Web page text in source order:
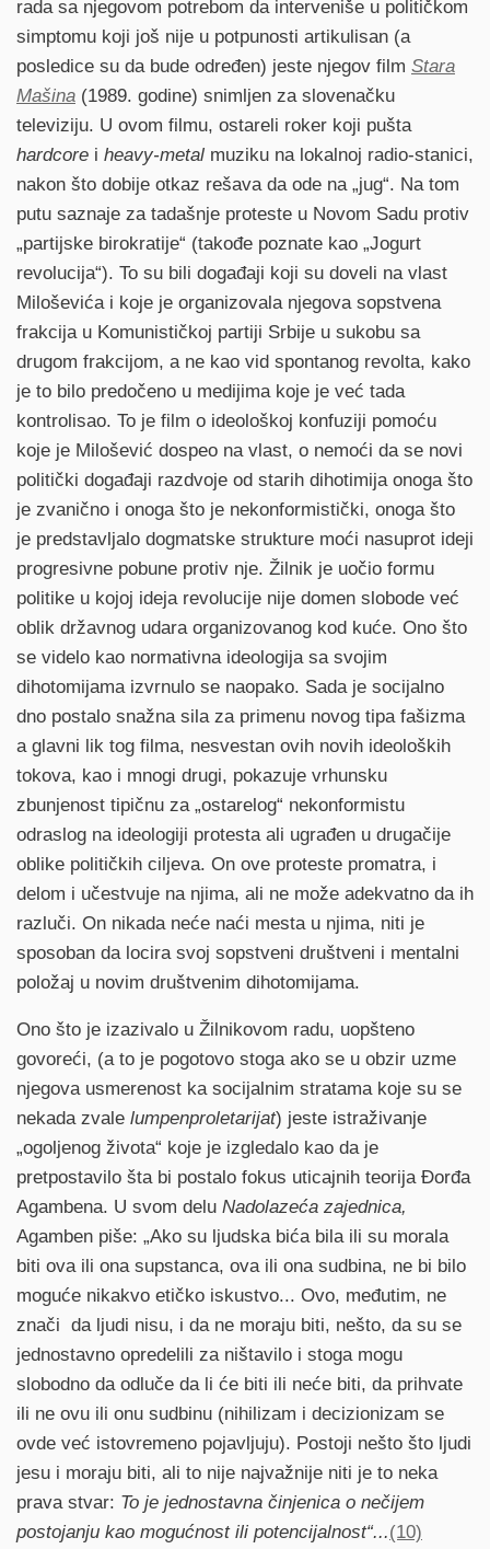
rada sa njegovom potrebom da interveniše u političkom
simptomu koji još nije u potpunosti artikulisan (a
posledice su da bude određen) jeste njegov film Stara
Mašina (1989. godine) snimljen za slovenačku
televiziju. U ovom filmu, ostareli roker koji pušta
hardcore i heavy-metal muziku na lokalnoj radio-stanici,
nakon što dobije otkaz rešava da ode na „jug“. Na tom
putu saznaje za tadašnje proteste u Novom Sadu protiv
„partijske birokratije“ (takođe poznate kao „Jogurt
revolucija“). To su bili događaji koji su doveli na vlast
Miloševića i koje je organizovala njegova sopstvena
frakcija u Komunističkoj partiji Srbije u sukobu sa
drugom frakcijom, a ne kao vid spontanog revolta, kako
je to bilo predočeno u medijima koje je već tada
kontrolisao. To je film o ideološkoj konfuziji pomoću
koje je Milošević dospeo na vlast, o nemoći da se novi
politički događaji razdvoje od starih dihotimija onoga što
je zvanično i onoga što je nekonformistički, onoga što
je predstavljalo dogmatske strukture moći nasuprot ideji
progresivne pobune protiv nje. Žilnik je uočio formu
politike u kojoj ideja revolucije nije domen slobode već
oblik državnog udara organizovanog kod kuće. Ono što
se videlo kao normativna ideologija sa svojim
dihotomijama izvrnulo se naopako. Sada je socijalno
dno postalo snažna sila za primenu novog tipa fašizma
a glavni lik tog filma, nesvestan ovih novih ideoloških
tokova, kao i mnogi drugi, pokazuje vrhunsku
zbunjenost tipičnu za „ostarelog“ nekonformistu
odraslog na ideologiji protesta ali ugrađen u drugačije
oblike političkih ciljeva. On ove proteste promatra, i
delom i učestvuje na njima, ali ne može adekvatno da ih
razluči. On nikada neće naći mesta u njima, niti je
sposoban da locira svoj sopstveni društveni i mentalni
položaj u novim društvenim dihotomijama.
Оno što je izazivalo u Žilnikovom radu, uopšteno
govoreći, (a to je pogotovo stoga ako se u obzir uzme
njegova usmerenost ka socijalnim stratama koje su se
nekada zvale lumpenproletarijat) jeste istraživanje
„ogoljenog života“ koje je izgledalo kao da je
pretpostavilo šta bi postalo fokus uticajnih teorija Đorđa
Agambena. U svom delu Nadolazeća zajednica,
Agamben piše: „Ako su ljudska bića bila ili su morala
biti ova ili ona supstanca, ova ili ona sudbina, ne bi bilo
moguće nikakvo etičko iskustvo... Ovo, međutim, ne
znači da ljudi nisu, i da ne moraju biti, nešto, da su se
jednostavno opredelili za ništavilo i stoga mogu
slobodno da odluče da li će biti ili neće biti, da prihvate
ili ne ovu ili onu sudbinu (nihilizam i decizionizam se
ovde već istovremeno pojavljuju). Postoji nešto što ljudi
jesu i moraju biti, ali to nije najvažnije niti je to neka
prava stvar: To je jednostavna činjenica o nečijem
postojanju kao mogućnost ili potencijalnost“...(10)